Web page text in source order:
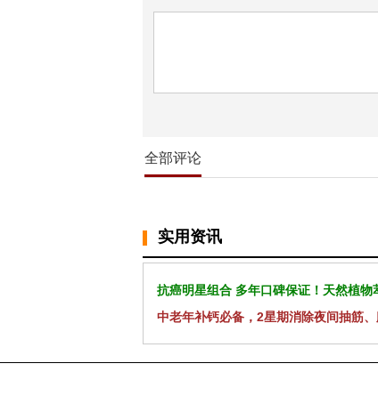
全部评论
实用资讯
抗癌明星组合 多年口碑保证！天然植物
中老年补钙必备，2星期消除夜间抽筋